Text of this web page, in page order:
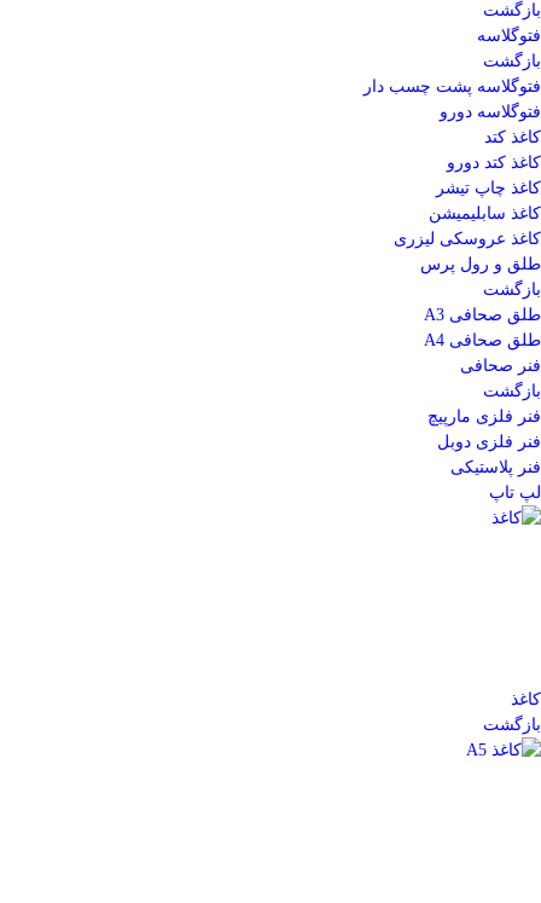
بازگشت
فتوگلاسه
بازگشت
فتوگلاسه پشت چسب دار
فتوگلاسه دورو
کاغذ کتد
کاغذ کتد دورو
کاغذ چاپ تیشر
کاغذ سابلیمیشن
کاغذ عروسکی لیزری
طلق و رول پرس
بازگشت
طلق صحافی A3
طلق صحافی A4
فنر صحافی
بازگشت
فنر فلزی مارپیچ
فنر فلزی دوبل
فنر پلاستیکی
لپ تاپ
کاغذ
بازگشت